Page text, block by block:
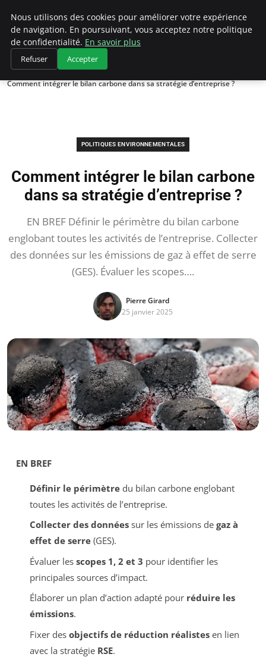
Climategatecountryclub.com
Accueil
Politiques environnementales
Comment intégrer le bilan carbone dans sa stratégie d’entreprise ?
POLITIQUES ENVIRONNEMENTALES
Comment intégrer le bilan carbone
dans sa stratégie d’entreprise ?
EN BREF Définir le périmètre du bilan carbone
englobant toutes les activités de l’entreprise. Collecter
des données sur les émissions de gaz à effet de serre
(GES). Évaluer les scopes….
Pierre Girard
25 janvier 2025
EN BREF
Définir le périmètredu bilan carbone englobant
toutes les activités de l’entreprise.
Collecter des donnéessur les émissions de gaz à
effet de serre(GES).
Évaluer les scopes 1, 2 et 3 pour identifier les
principales sources d’impact.
Élaborer un plan d’action adapté pour réduire les
émissions.
Fixer des objectifs de réduction réalistesen lien
avec la stratégie RSE.
Nous utilisons des cookies pour améliorer votre expérience
de navigation. En poursuivant, vous acceptez notre politique
de confidentialité. En savoir plus
Refuser Accepter